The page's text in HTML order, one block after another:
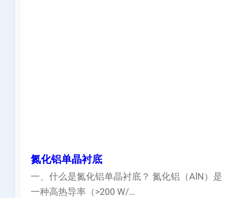
氮化铝单晶衬底
一、什么是氮化铝单晶衬底？ 氮化铝（AlN）是
一种高热导率（>200 W/…